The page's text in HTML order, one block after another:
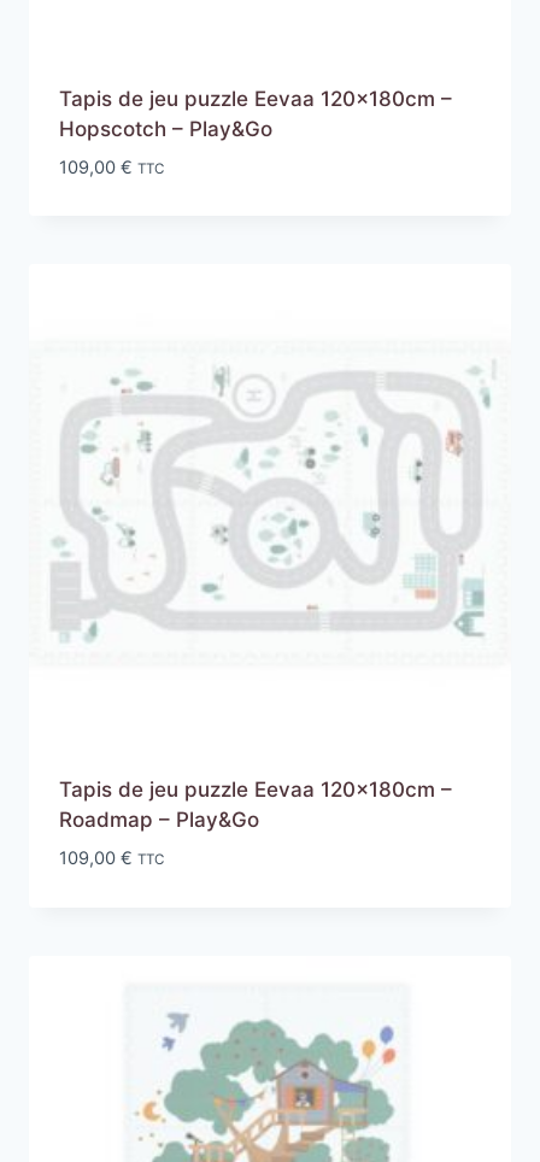
Tapis de jeu puzzle Eevaa 120x180cm –
Hopscotch – Play&Go
109,00 € TTC
Tapis de jeu puzzle Eevaa 120x180cm –
Roadmap – Play&Go
109,00 € TTC